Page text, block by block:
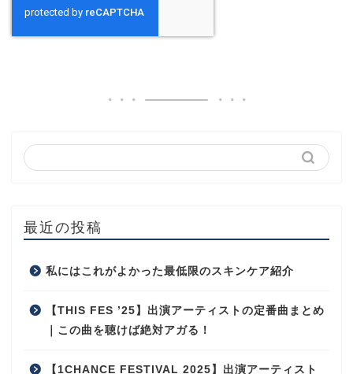
最近の投稿
私にはこれがよかった最低限のスキンケア紹介
【THIS FES ’25】出演アーティストの定番曲まとめ
｜この曲を聴けば絶対アガる！
【1CHANCE FESTIVAL 2025】出演アーティスト